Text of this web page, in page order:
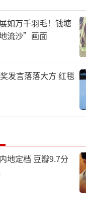
古代潮玩，争夺
如万千羽毛！钱塘
流沙”画面
发言落落大方 红毯
地定档 豆瓣9.7分